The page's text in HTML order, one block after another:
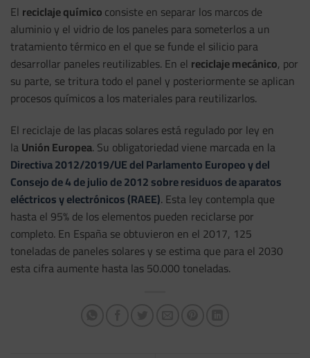
El reciclaje químicoconsiste en separar los marcos de
aluminio y el vidrio de los paneles para someterlos a un
tratamiento térmico en el que se funde el silicio para
desarrollar paneles reutilizables. En el reciclaje mecánico, por
su parte, se tritura todo el panel y posteriormente se aplican
procesos químicos a los materiales para reutilizarlos.
El reciclaje de las placas solares está regulado por ley en
laUnión Europea. Su obligatoriedad viene marcada en la
Directiva 2012/2019/UE del Parlamento Europeo y del
Consejo de 4 de julio de 2012 sobre residuos de aparatos
eléctricos y electrónicos (RAEE). Esta ley contempla que
hasta el 95% de los elementos pueden reciclarse por
completo. En España se obtuvieron en el 2017, 125
toneladas de paneles solares y se estima que para el 2030
esta cifra aumente hasta las 50.000 toneladas.